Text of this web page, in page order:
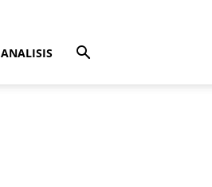
ANALISIS